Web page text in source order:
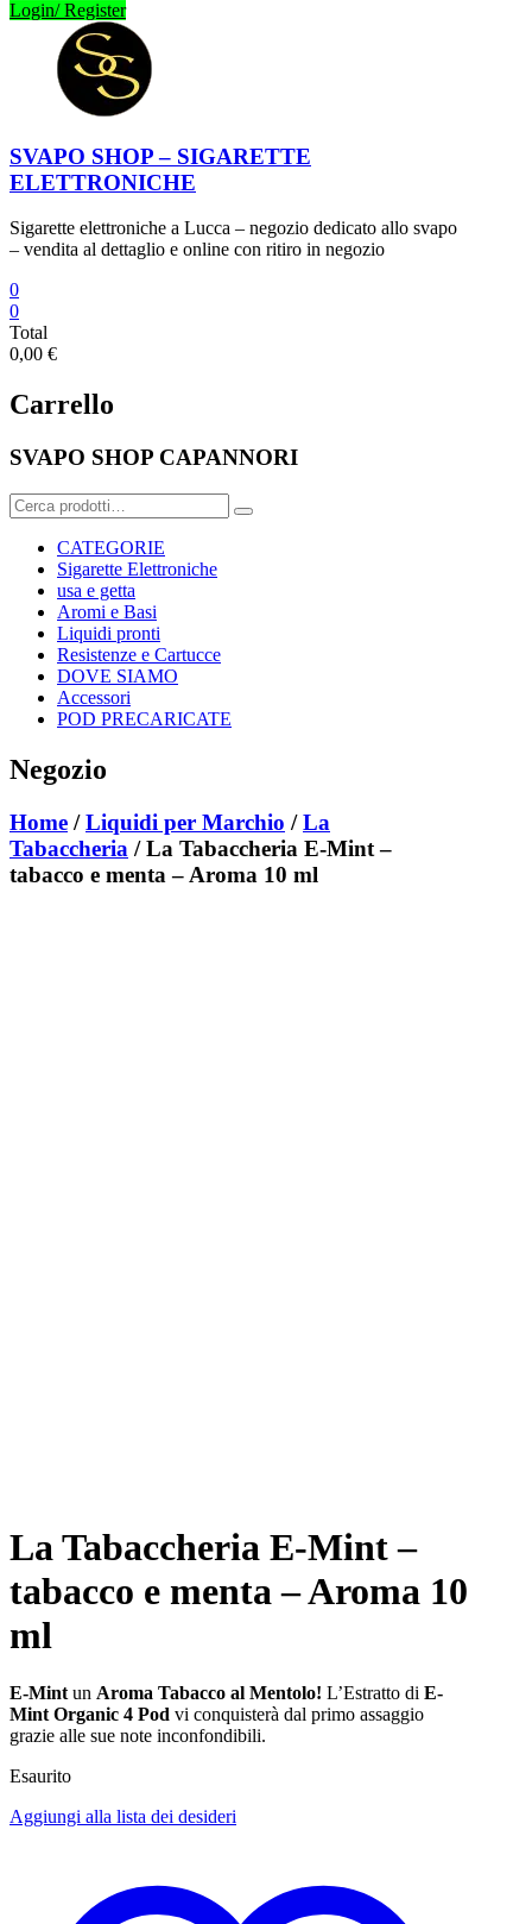
Login/ Register
SVAPO SHOP – SIGARETTE
ELETTRONICHE
Sigarette elettroniche a Lucca – negozio dedicato allo svapo
– vendita al dettaglio e online con ritiro in negozio
0
0
Total
0,00 €
Carrello
SVAPO SHOP CAPANNORI
Cerca:
CATEGORIE
Sigarette Elettroniche
usa e getta
Aromi e Basi
Liquidi pronti
Resistenze e Cartucce
DOVE SIAMO
Accessori
POD PRECARICATE
Negozio
Home /Liquidi per Marchio /La
Tabaccheria / La Tabaccheria E-Mint –
tabacco e menta – Aroma 10 ml
La Tabaccheria E-Mint –
tabacco e menta – Aroma 10
ml
E-Mint un Aroma Tabacco al Mentolo! L’Estratto di E-
Mint Organic 4 Pod vi conquisterà dal primo assaggio
grazie alle sue note inconfondibili.
Esaurito
Aggiungi alla lista dei desideri